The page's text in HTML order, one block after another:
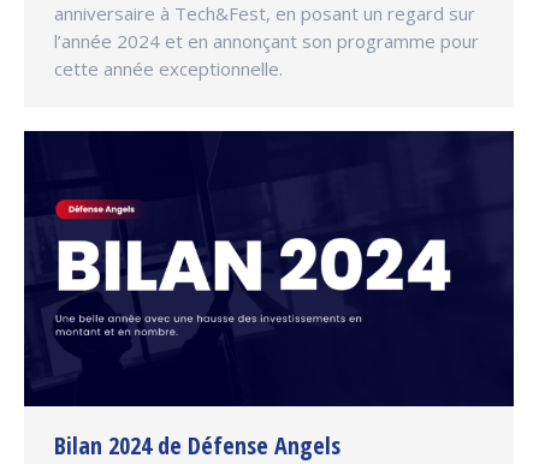
anniversaire à Tech&Fest, en posant un regard sur
l’année 2024 et en annonçant son programme pour
cette année exceptionnelle.
Bilan 2024 de Défense Angels